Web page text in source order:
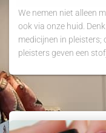
We nemen niet alleen
ook via onze huid.
medicijnen in pleisters;
pleisters geven een